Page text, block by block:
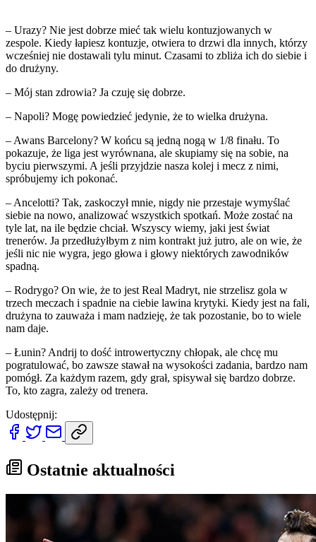
– Urazy? Nie jest dobrze mieć tak wielu kontuzjowanych w
zespole. Kiedy łapiesz kontuzje, otwiera to drzwi dla innych, którzy
wcześniej nie dostawali tylu minut. Czasami to zbliża ich do siebie i
do drużyny.
– Mój stan zdrowia? Ja czuję się dobrze.
– Napoli? Mogę powiedzieć jedynie, że to wielka drużyna.
– Awans Barcelony? W końcu są jedną nogą w 1/8 finału. To
pokazuje, że liga jest wyrównana, ale skupiamy się na sobie, na
byciu pierwszymi. A jeśli przyjdzie nasza kolej i mecz z nimi,
spróbujemy ich pokonać.
– Ancelotti? Tak, zaskoczył mnie, nigdy nie przestaje wymyślać
siebie na nowo, analizować wszystkich spotkań. Może zostać na
tyle lat, na ile będzie chciał. Wszyscy wiemy, jaki jest świat
trenerów. Ja przedłużyłbym z nim kontrakt już jutro, ale on wie, że
jeśli nic nie wygra, jego głowa i głowy niektórych zawodników
spadną.
– Rodrygo? On wie, że to jest Real Madryt, nie strzelisz gola w
trzech meczach i spadnie na ciebie lawina krytyki. Kiedy jest na fali,
drużyna to zauważa i mam nadzieję, że tak pozostanie, bo to wiele
nam daje.
– Łunin? Andrij to dość introwertyczny chłopak, ale chcę mu
pogratulować, bo zawsze stawał na wysokości zadania, bardzo nam
pomógł. Za każdym razem, gdy grał, spisywał się bardzo dobrze.
To, kto zagra, zależy od trenera.
Udostępnij:
Ostatnie aktualności